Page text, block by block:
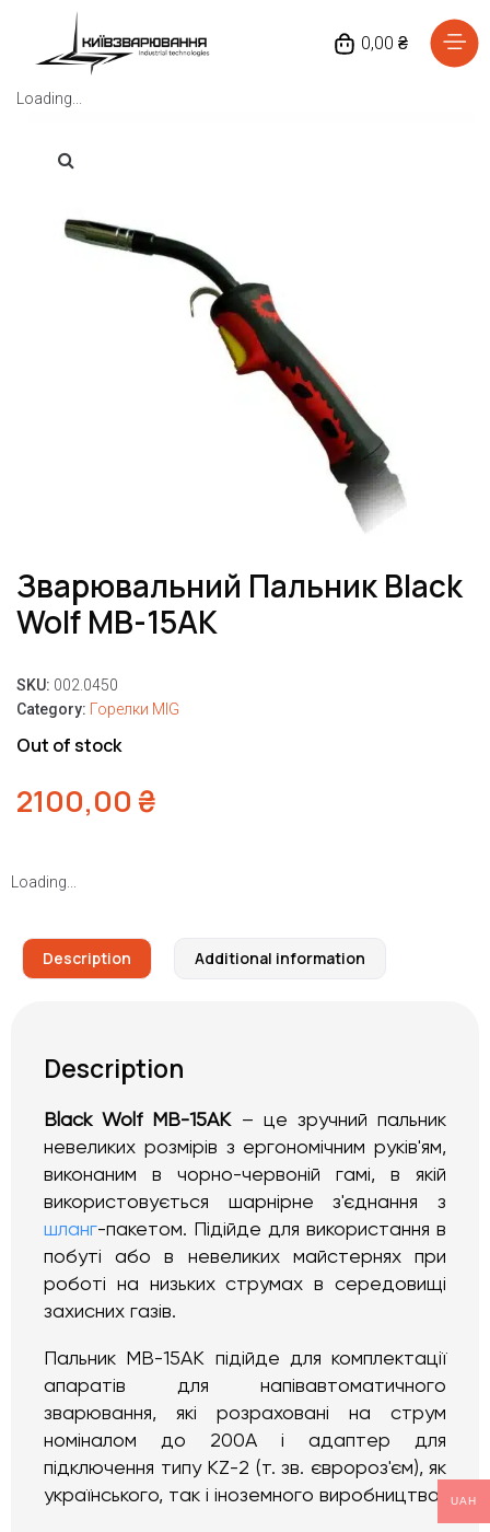
0,00 ₴
Loading...
Зварювальний Пальник Black
Wolf MB-15AK
SKU: 002.0450
Category: Горелки MIG
Out of stock
2100,00 ₴
Loading...
Description Additional information
Description
Black Wolf MB-15AK– це зручний пальник
невеликих розмірів з ергономічним руків'ям,
виконаним в чорно-червоній гамі, в якій
використовується шарнірне з'єднання з
шланг-пакетом. Підійде для використання в
побуті або в невеликих майстернях при
роботі на низьких струмах в середовищі
захисних газів.
Пальник MB-15AK підійде для комплектації
апаратів для напівавтоматичного
зварювання, які розраховані на струм
номіналом до 200A і адаптер для
підключення типу KZ-2 (т. зв. євророз'єм), як
українського, так і іноземного виробництва.
Відгуки
Доставка та оплата
UAH